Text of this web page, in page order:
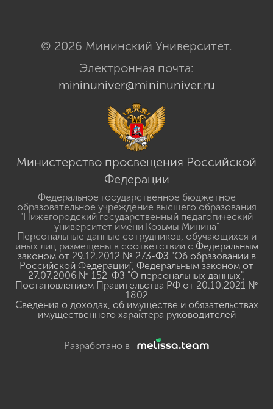
© 2026 Мининский Университет.
Электронная почта:
mininuniver@mininuniver.ru
Министерство просвещения Российской
Федерации
Федеральное государственное бюджетное
образовательное учреждение высшего образования
"Нижегородский государственный педагогический
университет имени Козьмы Минина"
Персональные данные сотрудников, обучающихся и
иных лиц размещены в соответствии с Федеральным
законом от 29.12.2012 № 273-ФЗ "Об образовании в
Российской Федерации", Федеральным законом от
27.07.2006 № 152-ФЗ "О персональных данных",
Постановлением Правительства РФ от 20.10.2021 №
1802
Сведения о доходах, об имуществе и обязательствах
имущественного характера руководителей
Разработано в